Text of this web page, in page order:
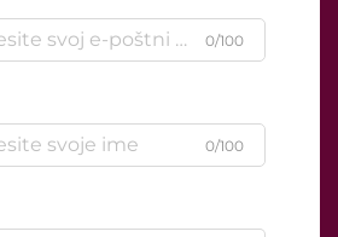
0/100
0/100